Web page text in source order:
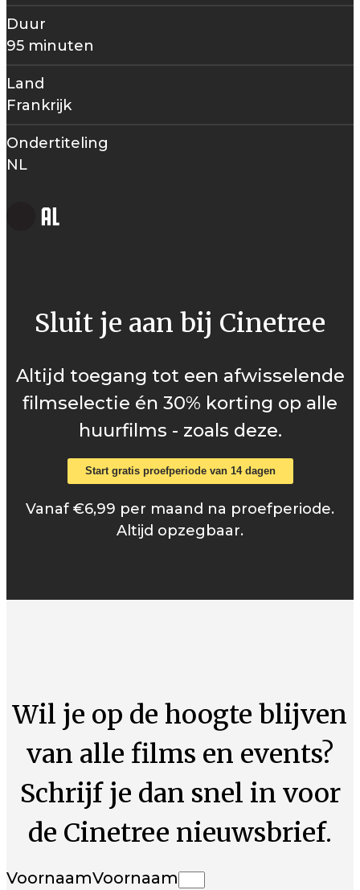
Duur
95 minuten
Land
Frankrijk
Ondertiteling
NL
Sluit je aan bij Cinetree
Altijd toegang tot een afwisselende
filmselectie én 30% korting op alle
huurfilms - zoals deze.
Start gratis proefperiode van 14 dagen
Vanaf €6,99 per maand na proefperiode.
Altijd opzegbaar.
Wil je op de hoogte blijven
van alle films en events?
Schrijf je dan snel in voor
de Cinetree nieuwsbrief.
VoornaamVoornaam